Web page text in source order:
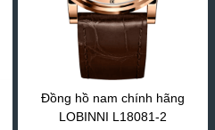
Đồng hồ nam chính hãng
LOBINNI L18081-2